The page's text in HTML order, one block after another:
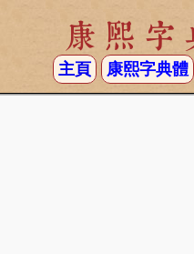
康熙字
主頁 康熙字典體